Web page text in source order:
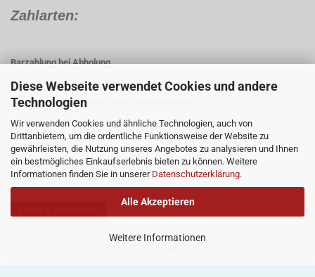
Diese Webseite verwendet Cookies und andere
Technologien
Wir verwenden Cookies und ähnliche Technologien, auch von
Drittanbietern, um die ordentliche Funktionsweise der Website zu
gewährleisten, die Nutzung unseres Angebotes zu analysieren und Ihnen
ein bestmögliches Einkaufserlebnis bieten zu können. Weitere
Informationen finden Sie in unserer Datenschutzerklärung.
Alle Akzeptieren
Weitere Informationen
Zahlarten:
Barzahlung bei Abholung
Vorkasse
Rechnung (für Stammkunden mit Kundenkonto)
Paypal